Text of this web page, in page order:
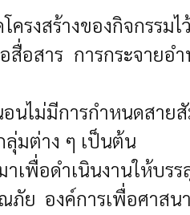
งสร้างของกิจกรรมไ
สาร การกระจายอำ
นไม่มีการกำหนดสา
มต่าง ๆ เป็นต้น
ดำเนินงานให้บรรลุ
ย องค์การเพื่อศาสน